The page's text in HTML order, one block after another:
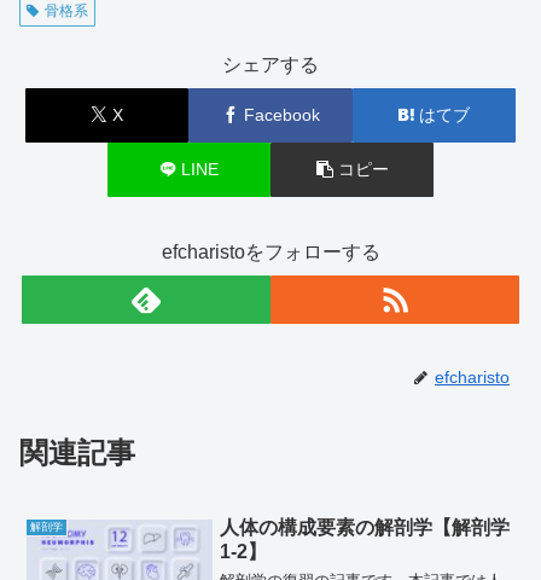
骨格系
シェアする
X Facebook はてブ
LINE コピー
efcharistoをフォローする
efcharisto
関連記事
解剖学
人体の構成要素の解剖学【解剖学
1‐2】